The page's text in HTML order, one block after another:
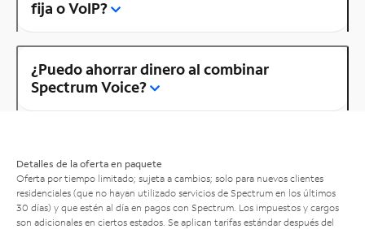
fija o VoIP?
¿Puedo ahorrar dinero al combinar
Spectrum Voice?
Detalles de la oferta en paquete
Oferta por tiempo limitado; sujeta a cambios; solo para nuevos clientes
residenciales (que no hayan utilizado servicios de Spectrum en los últimos
30 días) y que estén al día en pagos con Spectrum. Los impuestos y cargos
son adicionales en ciertos estados. Se aplican tarifas estándar después del